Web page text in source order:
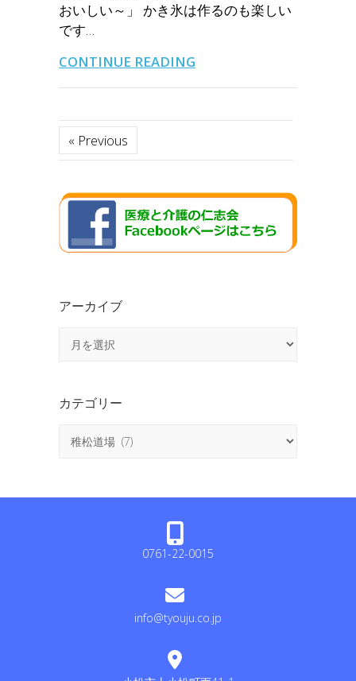
おいしい～」 かき氷は作るのも楽しい
です…
CONTINUE READING
« Previous
アーカイブ
ブ
カテゴリー
0761-22-0015
info@tyouju.co.jp